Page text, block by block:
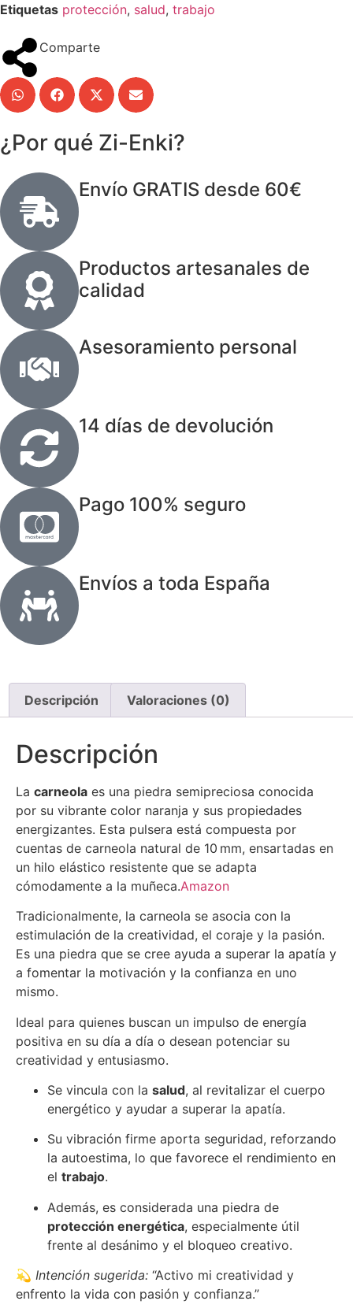
Etiquetas protección, salud, trabajo
Comparte
¿Por qué Zi-Enki?
Envío GRATIS desde 60€
Productos artesanales de
calidad
Asesoramiento personal
14 días de devolución
Pago 100% seguro
Envíos a toda España
Descripción Valoraciones (0)
Descripción
La carneola es una piedra semipreciosa conocida
por su vibrante color naranja y sus propiedades
energizantes. Esta pulsera está compuesta por
cuentas de carneola natural de 10 mm, ensartadas en
un hilo elástico resistente que se adapta
cómodamente a la muñeca.Amazon
Tradicionalmente, la carneola se asocia con la
estimulación de la creatividad, el coraje y la pasión.
Es una piedra que se cree ayuda a superar la apatía y
a fomentar la motivación y la confianza en uno
mismo.
Ideal para quienes buscan un impulso de energía
positiva en su día a día o desean potenciar su
creatividad y entusiasmo.
Se vincula con la salud, al revitalizar el cuerpo
energético y ayudar a superar la apatía.
Su vibración firme aporta seguridad, reforzando
la autoestima, lo que favorece el rendimiento en
el trabajo.
Además, es considerada una piedra de
protección energética, especialmente útil
frente al desánimo y el bloqueo creativo.
​💫 Intención sugerida: “Activo mi creatividad y
enfrento la vida con pasión y confianza.”